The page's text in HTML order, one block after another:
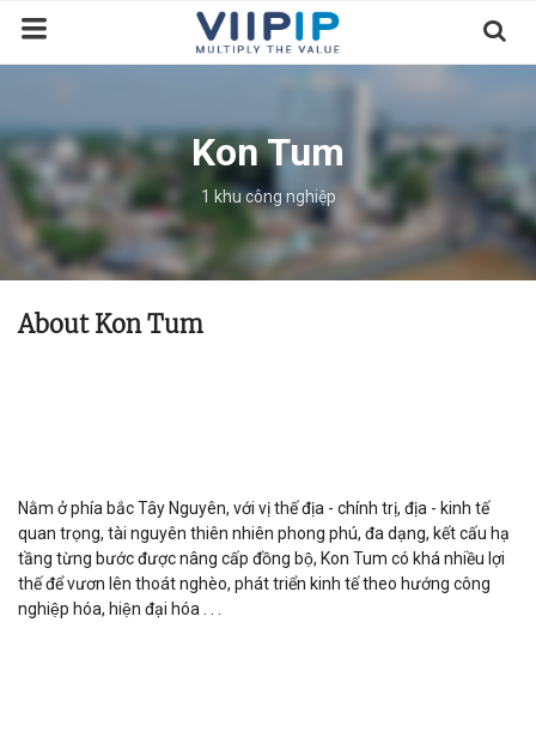
Sàn Giao Dịch
Tin tức
Liên hệ
Tầm nhìn
Thỏa Thuận Sử Dụng
Đăng nhập
Đăng ký
Kon Tum
1 khu công nghiệp
About Kon Tum
Nằm ở phía bắc Tây Nguyên, với vị thế địa - chính trị, địa - kinh tế
quan trọng, tài nguyên thiên nhiên phong phú, đa dạng, kết cấu hạ
tầng từng bước được nâng cấp đồng bộ, Kon Tum có khá nhiều lợi
thế để vươn lên thoát nghèo, phát triển kinh tế theo hướng công
nghiệp hóa, hiện đại hóa . . .